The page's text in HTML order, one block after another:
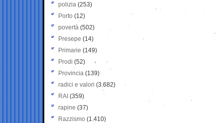
polizia (253)
Porto (12)
povertà (502)
Presepe (14)
Primarie (149)
Prodi (52)
Provincia (139)
radici e valori (3.682)
RAI (359)
rapine (37)
Razzismo (1.410)